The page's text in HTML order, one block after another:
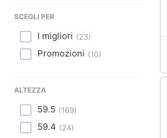
SCEGLI PER
I migliori (23)
Promozioni (10)
ALTEZZA
59.5 (169)
59.4 (24)